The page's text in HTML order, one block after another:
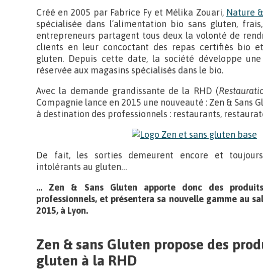
Créé en 2005 par Fabrice Fy et Mélika Zouari, Nature
spécialisée dans l’alimentation bio sans gluten,
entrepreneurs partagent tous deux la volonté de
clients en leur concoctant des repas certifiés bio
gluten. Depuis cette date, la société développe
réservée aux magasins spécialisés dans le bio.
Avec la demande grandissante de la RHD (
Compagnie lance en 2015 une nouveauté : Zen & Sans
à destination des professionnels : restaurants,
De fait, les sorties demeurent encore et
intolérants au gluten…
… Zen & Sans Gluten apporte donc des
professionnels, et présentera sa nouvelle gamme au
2015, à Lyon.
Zen & sans Gluten propose des
gluten à la RHD